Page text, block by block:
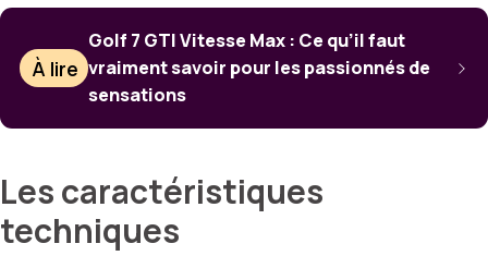
À lire
Golf 7 GTI Vitesse Max : Ce qu’il faut
vraiment savoir pour les passionnés de
sensations
Les caractéristiques
techniques